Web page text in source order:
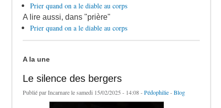
Prier quand on a le diable au corps
A lire aussi, dans "prière"
Prier quand on a le diable au corps
A la une
Le silence des bergers
Publié parIncarnarele samedi 15/02/2025 - 14:08 -Pédophilie-Blog